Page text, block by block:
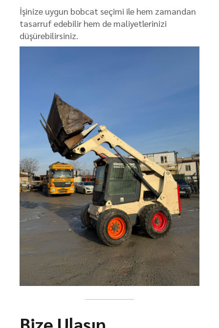
İşinize uygun bobcat seçimi ile hem zamandan
tasarruf edebilir hem de maliyetlerinizi
düşürebilirsiniz.